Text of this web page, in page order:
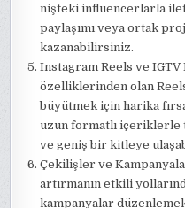
nişteki influencerlarla
paylaşımı veya ortak
kazanabilirsiniz.
Instagram Reels ve IGTV
özelliklerinden olan Reels
büyütmek için harika
uzun formatlı
ve geniş bir kitleye
Çekilişler ve
artırmanın etkili
kampanyalar